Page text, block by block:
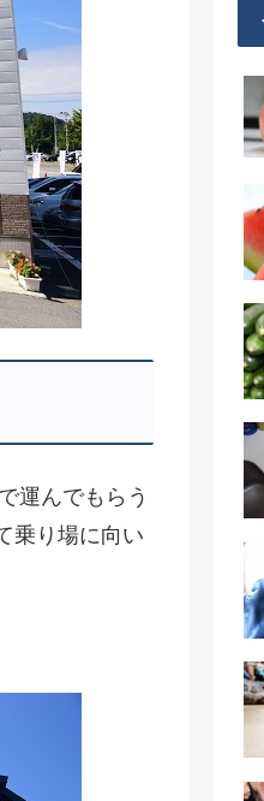
運んでもらう
乗り場に向い